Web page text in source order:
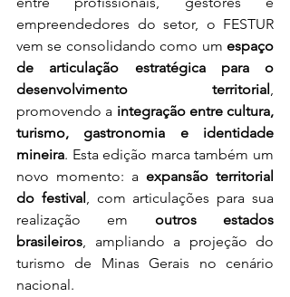
empreendedores do setor, o FESTUR
vem se consolidando como um espaço
de articulação estratégica para o
desenvolvimento territorial,
promovendo a integração entre cultura,
turismo, gastronomia e identidade
mineira. Esta edição marca também um
novo momento: a expansão territorial
do festival, com articulações para sua
realização em outros estados
brasileiros, ampliando a projeção do
turismo de Minas Gerais no cenário
nacional.